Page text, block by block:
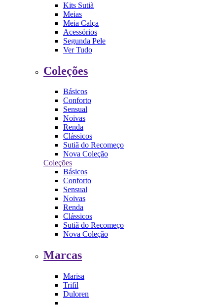
Kits Sutiã
Meias
Meia Calça
Acessórios
Segunda Pele
Ver Tudo
Coleções
Básicos
Conforto
Sensual
Noivas
Renda
Clássicos
Sutiã do Recomeço
Nova Coleção
Coleções
Básicos
Conforto
Sensual
Noivas
Renda
Clássicos
Sutiã do Recomeço
Nova Coleção
Marcas
Marisa
Trifil
Duloren